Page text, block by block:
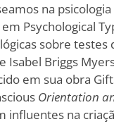
na
Psychological
sobre
Isabel Briggs
em sua obra
Orientation
influentes na